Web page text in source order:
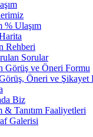
% Ulaşım
Rehberi
Sorular
Görüş ve Öneri Formu
Öneri ve Şikayet
Biz
& Tanıtım Faaliyetleri
Galerisi